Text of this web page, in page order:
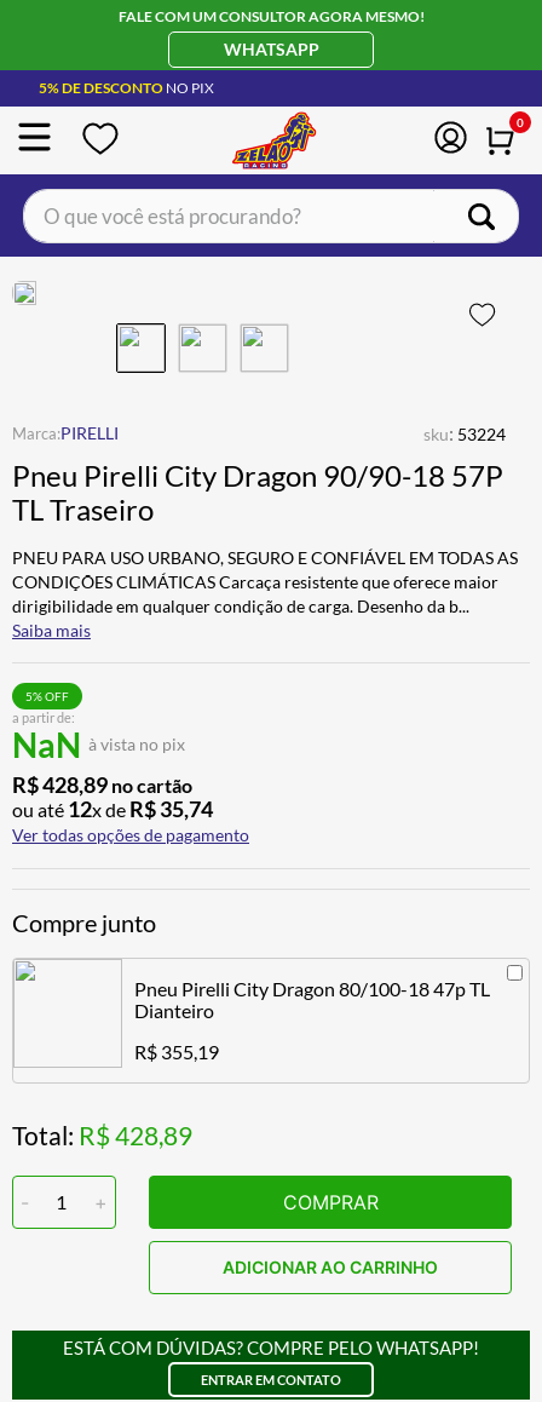
FALE COM UM CONSULTOR AGORA MESMO!
WHATSAPP
5% DE DESCONTO NO PIX
0
O que você está procurando?
PIRELLI sku: 53224
Pneu Pirelli City Dragon 90/90-18 57P
TL Traseiro
PNEU PARA USO URBANO, SEGURO E CONFIÁVEL EM TODAS AS
CONDIÇÕES CLIMÁTICAS Carcaça resistente que oferece maior
dirigibilidade em qualquer condição de carga. Desenho da b...
Saiba mais
a partir de:
NaN à vista no pix
5% OFF
R$428,89 no cartão
ou até 12x de R$35,74
Ver todas opções de pagamento
Compre junto
Pneu Pirelli City Dragon 80/100-18 47p TL
Dianteiro
R$ 355,19
Total: R$ 428,89
- 1 + COMPRAR
ADICIONAR AO CARRINHO
ESTÁ COM DÚVIDAS? COMPRE PELO WHATSAPP!
ENTRAR EM CONTATO
BOTA
4º ÓCULOS SOLAR
5º LUVA
6º BAU
7º CALÇA
8º ALPINESTAR
9º AIROH
10º